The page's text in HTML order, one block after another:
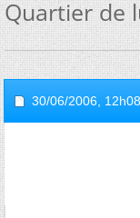
Quartier de
30/06/2006, 12h08